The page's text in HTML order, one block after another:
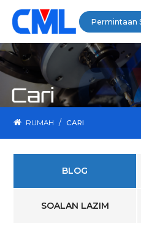
Permintaan
Cari
RUMAH / CARI
BLOG
SOALAN LAZIM